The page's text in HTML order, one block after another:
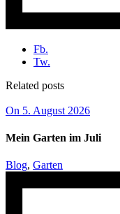
Fb.
Tw.
Related posts
On 5. August 2026
Mein Garten im Juli
Blog, Garten